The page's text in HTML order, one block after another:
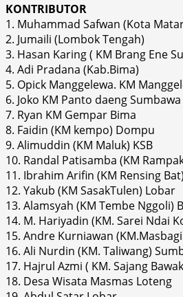
KONTRIBUTOR
1. Muhammad Safwan (Kota
2. Jumaili (Lombok Tengah)
3. Hasan Karing ( KM Brang Ene
4. Adi Pradana (Kab.Bima)
5. Opick Manggelewa. KM
6. Joko KM Panto daeng Sumbawa
7. Ryan KM Gempar Bima
8. Faidin (KM kempo) Dompu
9. Alimuddin (KM Maluk) KSB
10. Randal Patisamba (KM
11. Ibrahim Arifin (KM Rensing
12. Yakub (KM SasakTulen) Lobar
13. Alamsyah (KM Tembe Nggoli)
14. M. Hariyadin (KM. Sarei Ndai
15. Andre Kurniawan
16. Ali Nurdin (KM. Taliwang)
17. Hajrul Azmi ( KM. Sajang
18. Desa Wisata Masmas Loteng